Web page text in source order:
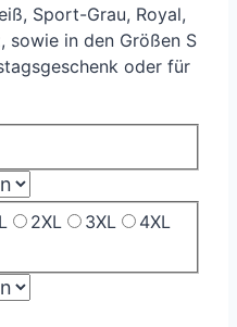
Sport-Grau, Royal,
sowie in den Größen S
oder für
2XL 3XL
4XL